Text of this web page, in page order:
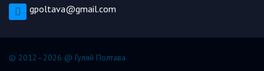
gpoltava@gmail.com
© 2012–2026 @ Гуляй Полтава